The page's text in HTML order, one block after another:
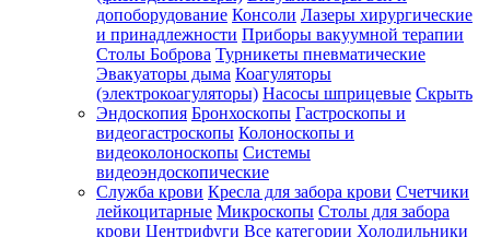
допоборудование Консоли Лазеры хирургические
и принадлежности Приборы вакуумной терапии
Столы Боброва Турникеты пневматические
Эвакуаторы дыма Коагуляторы
(электрокоагуляторы) Насосы шприцевые Скрыть
Эндоскопия Бронхоскопы Гастроскопы и
видеогастроскопы Колоноскопы и
видеоколоноскопы Системы
видеоэндоскопические
Служба крови Кресла для забора крови Счетчики
лейкоцитарные Микроскопы Столы для забора
крови Центрифуги Все категории Холодильники